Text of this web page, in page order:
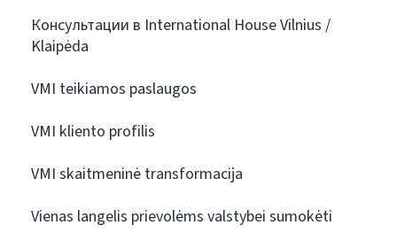
Консультации в International House Vilnius /
Klaipėda
VMI teikiamos paslaugos
VMI kliento profilis
VMI skaitmeninė transformacija
Vienas langelis prievolėms valstybei sumokėti